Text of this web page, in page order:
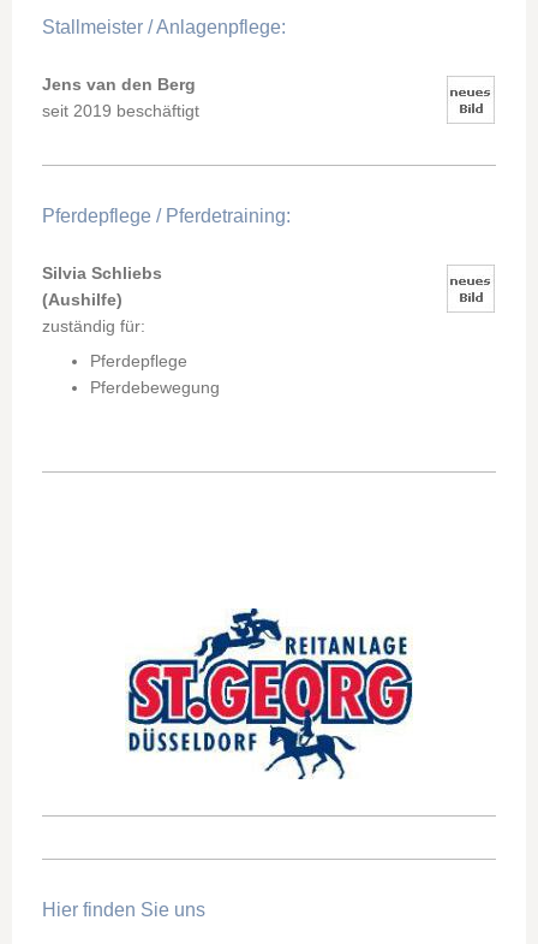
Stallmeister / Anlagenpflege:
Jens van den Berg
seit 2019 beschäftigt
Pferdepflege / Pferdetraining:
Silvia Schliebs
(Aushilfe)
zuständig für:
Pferdepflege
Pferdebewegung
Hier finden Sie uns